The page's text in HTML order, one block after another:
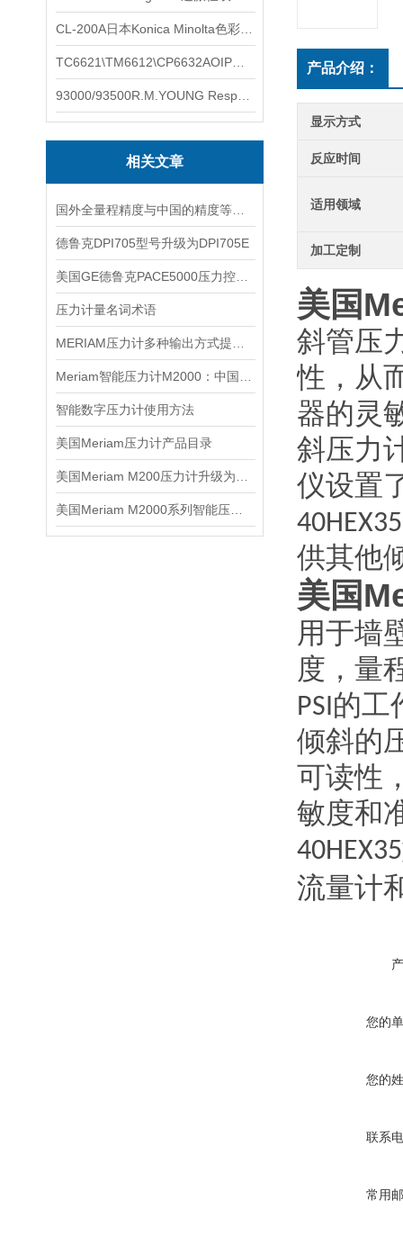
相关文章
德鲁克DPI705型号升级为DPI705E
压力计量名词术语
智能数字压力计使用方法
美国Meriam压力计产品目录
产品介绍：
显示方式
反应时间
适用领域
加工定制
美国
斜管压
性，从
器的灵
斜压力
仪设置
供其他
美国
用于墙
度，量
PSI的
倾斜的
可读性
敏度和
流量计
您的
您的
联系
常用